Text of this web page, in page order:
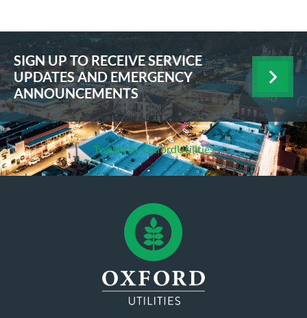
SIGN UP TO RECEIVE SERVICE
UPDATES AND EMERGENCY
ANNOUNCEMENTS
Tweets by OxfordUtilities